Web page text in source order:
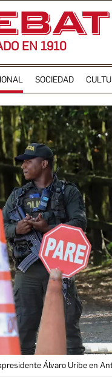
EN 1910
SOCIEDAD
Álvaro Uribe en